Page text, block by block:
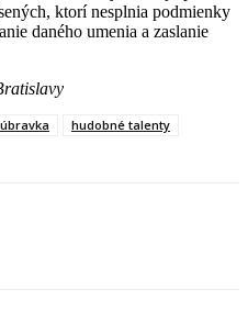
ktorí nesplnia podmienky
daného umenia a zaslanie
hudobné talenty